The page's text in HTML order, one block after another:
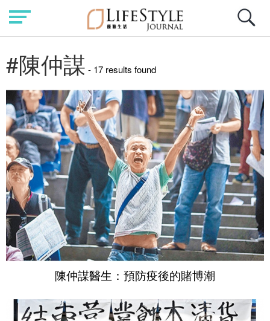
#陳仲謀 - 17 results found
陳仲謀醫生：預防疫後的賭博潮